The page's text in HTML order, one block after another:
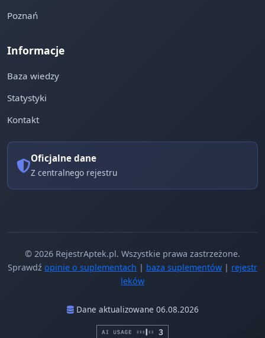
Poznań
Informacje
Baza wiedzy
Statystyki
Kontakt
Oficjalne dane
Z centralnego rejestru
© 2026 RejestrAptek.pl. Wszystkie prawa zastrzeżone.
Sprawdź opinie o suplementach | baza suplementów | rejestr
leków
Dane aktualizowane 06.08.2026